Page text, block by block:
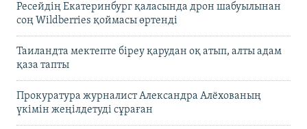
Ресейдің Екатеринбург қаласында дрон шабуылынан
соң Wildberries қоймасы өртенді
Таиландта мектепте біреу қарудан оқ атып, алты адам
қаза тапты
Прокуратура журналист Александра Алёхованың
үкімін жеңілдетуді сұраған